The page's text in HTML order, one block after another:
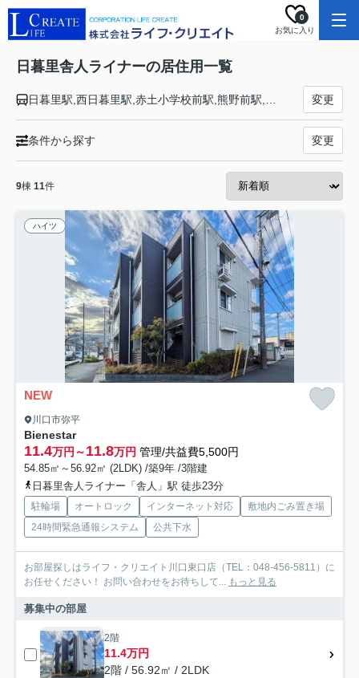
お気に入り
0
日暮里舎人ライナーの居住用一覧
変更
条件から探す 変更
9棟 11件
ハイツ
NEW
川口市弥平
Bienestar
11.4万円～11.8万円 管理/共益費5,500円
54.85㎡～56.92㎡ (2LDK) /築9年 /3階建
日暮里舎人ライナー「舎人」駅 徒歩23分
駐輪場 オートロック インターネット対応
敷地内ごみ置き場
24時間緊急通報システム
公共下水
お部屋探しはライフ・クリエイト川口東口店（TEL：048-456-5811）に
お任せください！ お問い合わせをお待ちして... もっと見る
募集中の部屋
2階
11.4万円
2階 / 56.92㎡ / 2LDK